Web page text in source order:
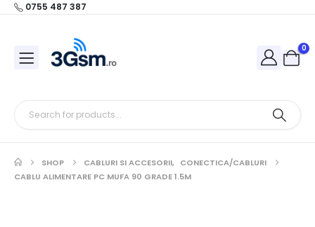
0755 487 387
0
SHOP CABLURI SI ACCESORII, CONECTICA/CABLURI
CABLU ALIMENTARE PC MUFA 90 GRADE 1.5M